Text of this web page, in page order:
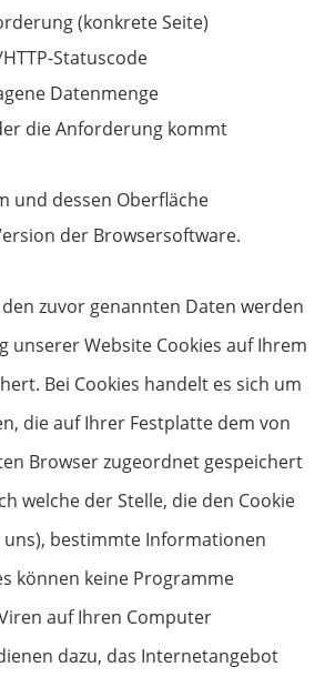
(konkrete Seite)
Statuscode
Datenmenge
die Anforderung kommt
und dessen Oberfläche
der Browsersoftware.
den zuvor genannten Daten werden
unserer Website Cookies auf Ihrem
Bei Cookies handelt es sich um
die auf Ihrer Festplatte dem von
Browser zugeordnet gespeichert
welche der Stelle, die den Cookie
bestimmte Informationen
können keine Programme
auf Ihren Computer
dazu, das Internetangebot